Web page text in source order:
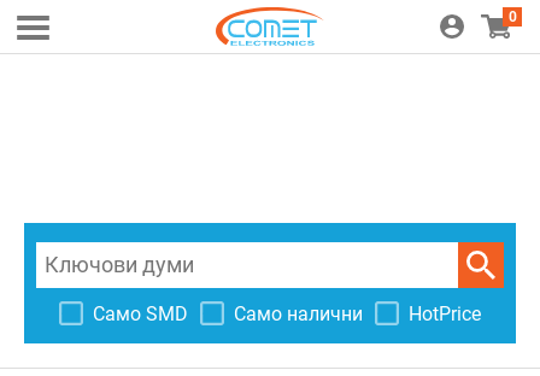
0
Само SMD Само налични HotPrice